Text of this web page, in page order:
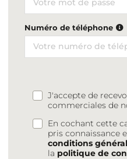
Numéro de téléphone
J'accepte de
commerciales de
En cochant cette
pris connaissance
conditions
la politique de